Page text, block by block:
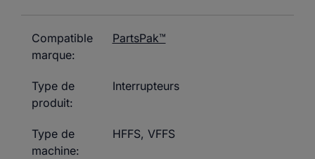
Compatible
marque:
PartsPak™
Type de
produit:
Interrupteurs
Type de
machine:
HFFS, VFFS